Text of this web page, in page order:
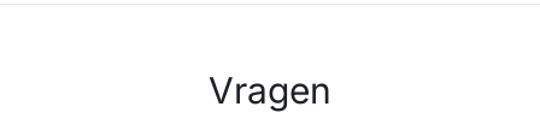
Vragen